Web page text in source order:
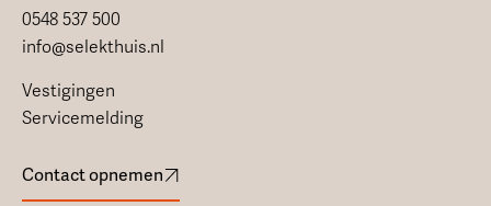
0548 537 500
info@selekthuis.nl
Vestigingen
Servicemelding
Contact opnemen